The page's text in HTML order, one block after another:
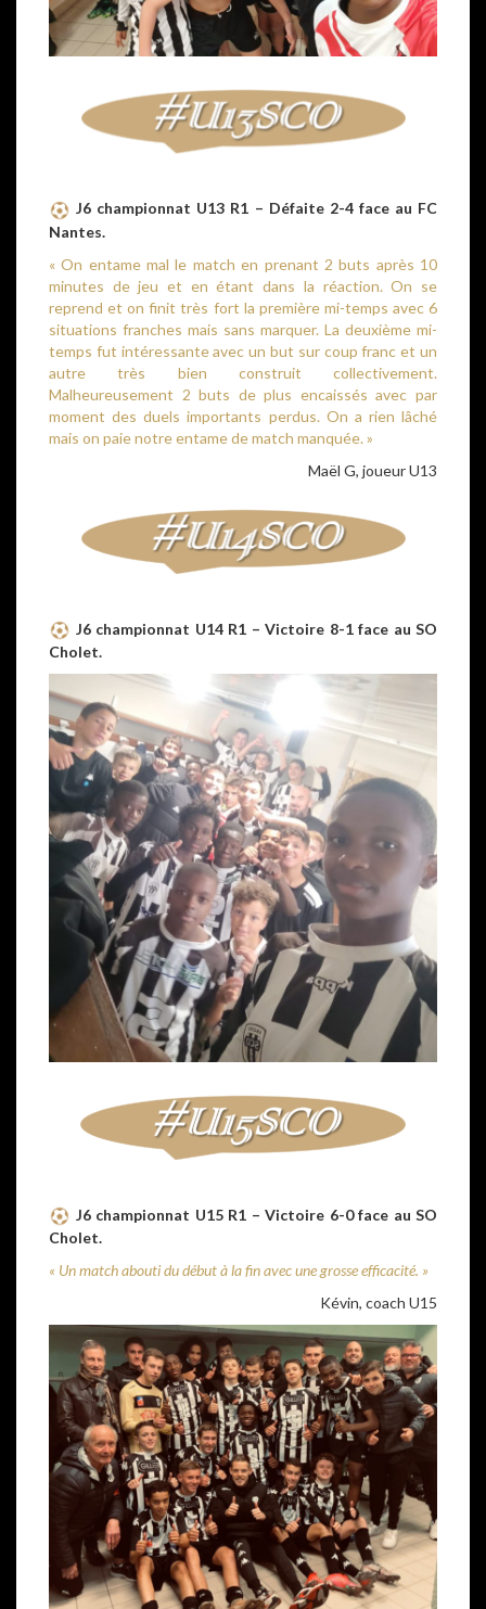
J6 championnat U13 R1 – Défaite 2-4 face au FC
Nantes.
« On entame mal le match en prenant 2 buts après 10
minutes de jeu et en étant dans la réaction. On se
reprend et on finit très fort la première mi-temps avec 6
situations franches mais sans marquer. La deuxième mi-
temps fut intéressante avec un but sur coup franc et un
autre très bien construit collectivement.
Malheureusement 2 buts de plus encaissés avec par
moment des duels importants perdus. On a rien lâché
mais on paie notre entame de match manquée. »
Maël G, joueur U13
J6 championnat U14 R1 – Victoire 8-1 face au SO
Cholet.
J6 championnat U15 R1 – Victoire 6-0 face au SO
Cholet.
« Un match abouti du début à la fin avec une grosse efficacité. »
Kévin, coach U15